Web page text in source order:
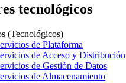
tecnológicos
(Tecnológicos)
de Plataforma
de Acceso y Distribución
de Gestión de Datos
de Almacenamiento